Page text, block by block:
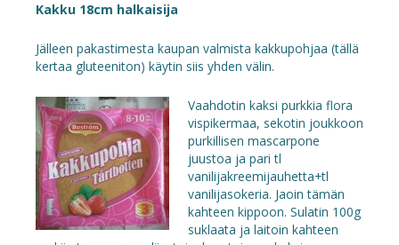
Kakku 18cm halkaisija
Jälleen pakastimesta kaupan valmista kakkupohjaa (tällä
kertaa gluteeniton) käytin siis yhden välin.
Vaahdotin kaksi purkkia flora
vispikermaa, sekotin joukkoon
purkillisen mascarpone
juustoa ja pari tl
vanilijakreemijauhetta+tl
vanilijasokeria. Jaoin tämän
kahteen kippoon. Sulatin 100g
suklaata ja laitoin kahteen